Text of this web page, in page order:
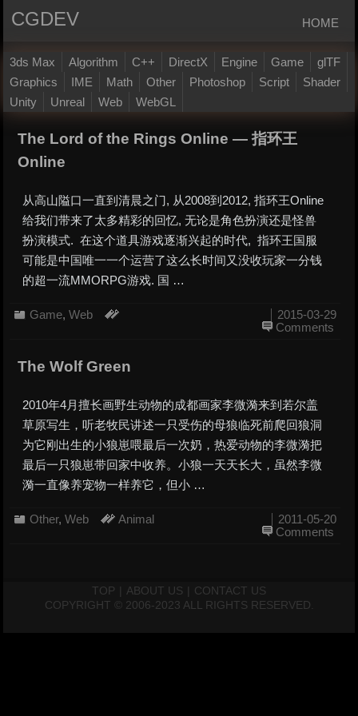
CGDEV HOME
3ds Max Algorithm C++ DirectX Engine Game
glTF
Graphics
IME Math Other Photoshop Script
Shader
Unity
Unreal Web WebGL
The Lord of the Rings Online — 指环王
Online
从高山隘口一直到清晨之门, 从2008到2012, 指环王Online
给我们带来了太多精彩的回忆, 无论是角色扮演还是怪兽
扮演模式. 在这个道具游戏逐渐兴起的时代, 指环王国服
可能是中国唯一一个运营了这么长时间又没收玩家一分钱
的超一流MMORPG游戏. 国 …
Game,Web
2015-03-29
Comments
The Wolf Green
2010年4月擅长画野生动物的成都画家李微漪来到若尔盖
草原写生，听老牧民讲述一只受伤的母狼临死前爬回狼洞
为它刚出生的小狼崽喂最后一次奶，热爱动物的李微漪把
最后一只狼崽带回家中收养。小狼一天天长大，虽然李微
漪一直像养宠物一样养它，但小 …
Other,Web Animal
2011-05-20
Comments
TOP | ABOUT US | CONTACT US
COPYRIGHT © 2006-2023 ALL RIGHTS RESERVED.